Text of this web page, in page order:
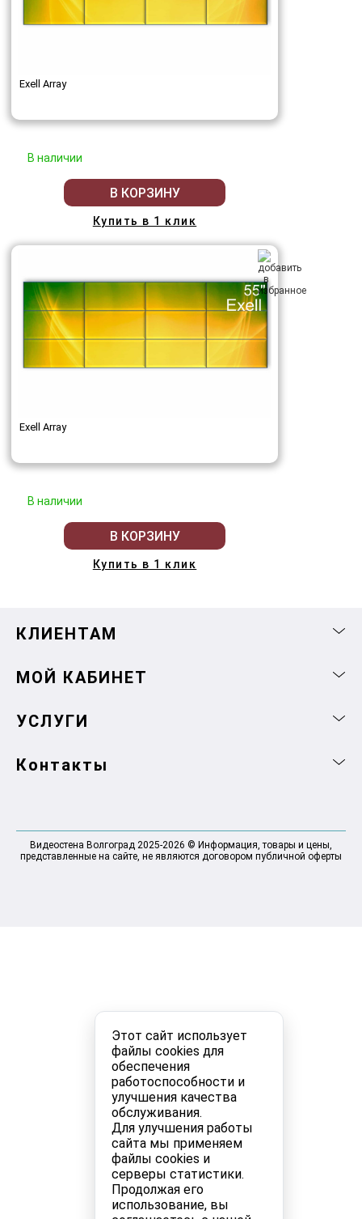
Этот сайт использует
файлы cookies для
обеспечения
работоспособности и
улучшения качества
обслуживания.
Для улучшения работы
сайта мы применяем
файлы cookies и
серверы статистики.
Продолжая его
использование, вы
Exell Array
В наличии
В КОРЗИНУ
Купить в 1 клик
Exell Array
В наличии
В КОРЗИНУ
Купить в 1 клик
КЛИЕНТАМ
МОЙ КАБИНЕТ
УСЛУГИ
Контакты
Видеостена Волгоград 2025-2026 © Информация, товары и цены,
представленные на сайте, не являются договором публичной оферты